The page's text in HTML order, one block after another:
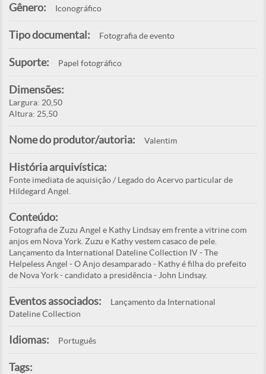
Gênero: Iconográfico
Tipo documental: Fotografia de evento
Suporte: Papel fotográfico
Dimensões:
Largura: 20,50
Altura: 25,50
Nome do produtor/autoria: Valentim
História arquivística:
Fonte imediata de aquisição / Legado do Acervo particular de
Hildegard Angel.
Conteúdo:
Fotografia de Zuzu Angel e Kathy Lindsay em frente a vitrine com
anjos em Nova York. Zuzu e Kathy vestem casaco de pele.
Lançamento da International Dateline Collection IV - The
Helpeless Angel - O Anjo desamparado - Kathy é filha do prefeito
de Nova York - candidato a presidência - John Lindsay.
Eventos associados:
Lançamento da International
Dateline Collection
Idiomas: Português
Tags: